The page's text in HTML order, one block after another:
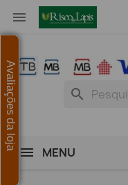

search
MENU
Avaliações da loja